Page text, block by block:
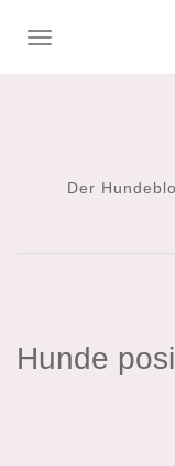
NAVIGATION
Der
Hunde